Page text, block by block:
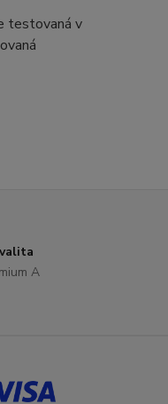
testovaná v
A